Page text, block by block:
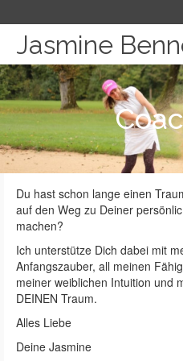
Jasmine
Du hast schon lange einen
auf den Weg zu Deiner
machen?
Ich unterstütze Dich dabei mit
Anfangszauber, all meinen
meiner weiblichen Intuition und
DEINEN Traum.
Alles Liebe
Deine Jasmine